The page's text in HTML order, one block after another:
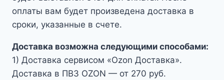
оплаты вам будет произведена доставка в
сроки, указанные в счете.
Доставка возможна следующими способами:
1) Доставка сервисом «Ozon Доставка».
Доставка в ПВЗ OZON — от 270 руб.